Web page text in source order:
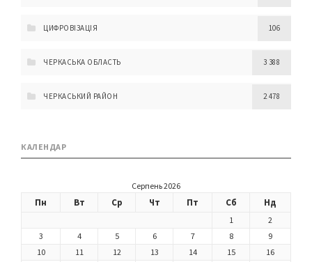
ЦИФРОВІЗАЦІЯ 106
ЧЕРКАСЬКА ОБЛАСТЬ 3 388
ЧЕРКАСЬКИЙ РАЙОН 2 478
КАЛЕНДАР
Серпень 2026
Пн Вт Ср Чт Пт Сб Нд
1
2
3
4 5 6 7 8
9
10
11 12 13 14 15
16